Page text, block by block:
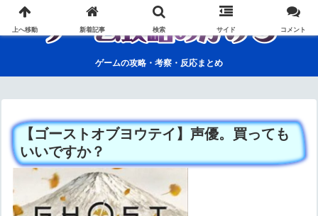
ゲームの攻略・考察・反応まとめ
【ゴーストオブヨウテイ】声優。買っても
いいですか？
上へ移動 新着記事 検索 サイド コメント